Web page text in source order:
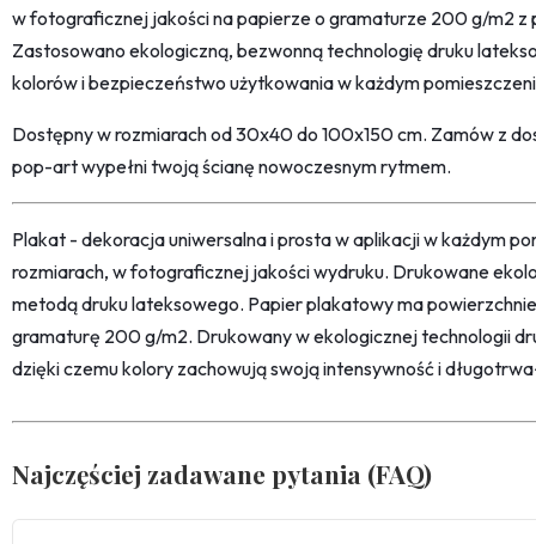
w fotograficznej jakości na papierze o gramaturze 200 g/m2 z
Zastosowano ekologiczną, bezwonną technologię druku
kolorów i bezpieczeństwo użytkowania w każdym
Dostępny w rozmiarach od 30x40 do 100x150 cm. Zamów z
pop-art wypełni twoją ścianę nowoczesnym rytmem.
Plakat - dekoracja uniwersalna i prosta w aplikacji w każdym
rozmiarach, w fotograficznej jakości wydruku. Drukowane
metodą druku lateksowego. Papier plakatowy ma
gramaturę 200 g/m2. Drukowany w ekologicznej technologii
dzięki czemu kolory zachowują swoją intensywność i
Najczęściej zadawane pytania (FAQ)